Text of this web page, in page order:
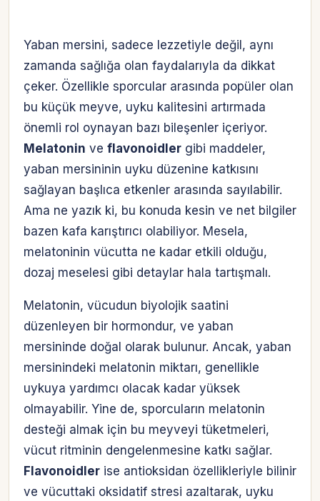
Yaban mersini, sadece lezzetiyle değil, aynı
zamanda sağlığa olan faydalarıyla da dikkat
çeker. Özellikle sporcular arasında popüler olan
bu küçük meyve, uyku kalitesini artırmada
önemli rol oynayan bazı bileşenler içeriyor.
Melatonin ve flavonoidler gibi maddeler,
yaban mersininin uyku düzenine katkısını
sağlayan başlıca etkenler arasında sayılabilir.
Ama ne yazık ki, bu konuda kesin ve net bilgiler
bazen kafa karıştırıcı olabiliyor. Mesela,
melatoninin vücutta ne kadar etkili olduğu,
dozaj meselesi gibi detaylar hala tartışmalı.
Melatonin, vücudun biyolojik saatini
düzenleyen bir hormondur, ve yaban
mersininde doğal olarak bulunur. Ancak, yaban
mersinindeki melatonin miktarı, genellikle
uykuya yardımcı olacak kadar yüksek
olmayabilir. Yine de, sporcuların melatonin
desteği almak için bu meyveyi tüketmeleri,
vücut ritminin dengelenmesine katkı sağlar.
Flavonoidler ise antioksidan özellikleriyle bilinir
ve vücuttaki oksidatif stresi azaltarak, uyku